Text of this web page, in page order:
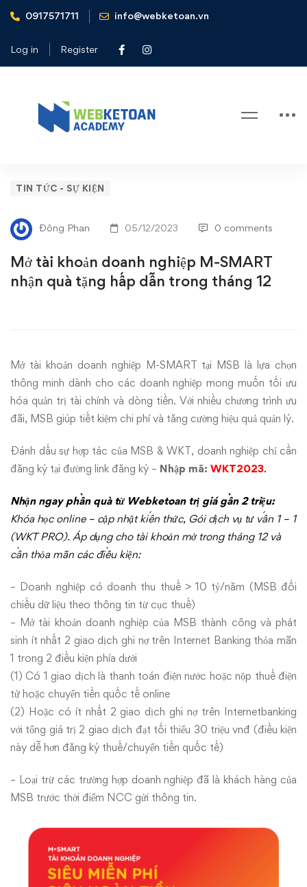
0917571711 info@webketoan.vn
Log in Register
Home
Tin tức - Sự kiện
dẫn trong tháng 12
Mở
tài
khoản
doanh
SMART
nhận
quà
tặng
hấp
dẫn
trong
tháng
12
TIN TỨC - SỰ KIỆN
Đông Phan 05/12/2023 0 comments
Mở tài khoản doanh nghiệp M-SMART
nhận quà tặng hấp dẫn trong tháng 12
Mở tài khoản doanh nghiệp M-SMART tại MSB là lựa chọn
thông minh dành cho các doanh nghiệp mong muốn tối ưu
hóa quản trị tài chính và dòng tiền. Với nhiều chương trình ưu
đãi, MSB giúp tiết kiệm chi phí và tăng cường hiệu quả quản lý.
Đánh dấu sự hợp tác của MSB & WKT, doanh nghiệp chỉ cần
đăng ký tại đường link đăng ký – Nhập mã: WKT2023.
Nhận ngay phần quà từ Webketoan trị giá gần 2 triệu:
Khóa học online – cập nhật kiến thức, Gói dịch vụ tư vấn 1 – 1
(WKT PRO). Áp dụng cho tài khoản mở trong tháng 12 và
cần thỏa mãn các điều kiện:
– Doanh nghiệp có doanh thu thuế > 10 tỷ/năm (MSB đối
chiếu dữ liệu theo thông tin từ cục thuế)
– Mở tài khoản doanh nghiệp của MSB thành công và phát
sinh ít nhất 2 giao dịch ghi nợ trên Internet Banking thỏa mãn
1 trong 2 điều kiện phía dưới
(1) Có 1 giao dịch là thanh toán điện nước hoặc nộp thuế điện
tử hoặc chuyển tiền quốc tế online
(2) Hoặc có ít nhất 2 giao dịch ghi nợ trên Internetbanking
với tổng giá trị 2 giao dịch đạt tối thiểu 30 triệu vnđ (điều kiện
này dễ hơn đăng ký thuế/chuyển tiền quốc tế)
– Loại trừ các trường hợp doanh nghiệp đã là khách hàng của
MSB trước thời điểm NCC gửi thông tin.